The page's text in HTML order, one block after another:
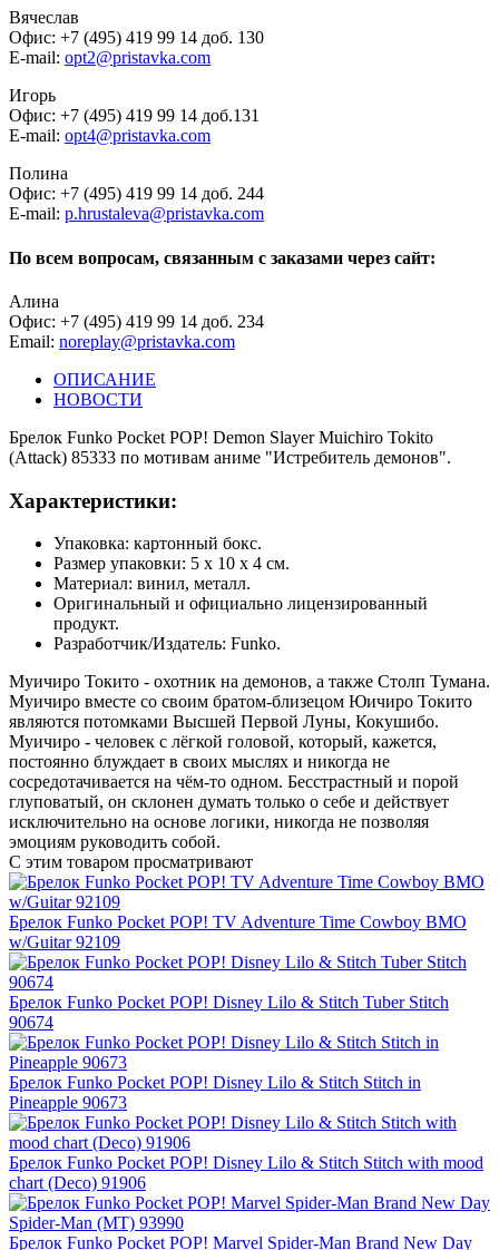
Вячеслав
Офис: +7 (495) 419 99 14 доб. 130
E-mail: opt2@pristavka.com
Игорь
Офис: +7 (495) 419 99 14 доб.131
E-mail: opt4@pristavka.com
Полина
Офис: +7 (495) 419 99 14 доб. 244
E-mail: p.hrustaleva@pristavka.com
По всем вопросам, связанным с заказами через сайт:
Алина
Офис: +7 (495) 419 99 14 доб. 234
Email: noreplay@pristavka.com
ОПИСАНИЕ
НОВОСТИ
Брелок Funko Pocket POP! Demon Slayer Muichiro Tokito
(Attack) 85333 по мотивам аниме "Истребитель демонов".
Характеристики:
Упаковка: картонный бокс.
Размер упаковки: 5 х 10 х 4 см.
Материал: винил, металл.
Оригинальный и официально лицензированный
продукт.
Разработчик/Издатель: Funko.
Муичиро Токито - охотник на демонов, а также Столп Тумана.
Муичиро вместе со своим братом-близецом Юичиро Токито
являются потомками Высшей Первой Луны, Кокушибо.
Муичиро - человек с лёгкой головой, который, кажется,
постоянно блуждает в своих мыслях и никогда не
сосредотачивается на чём-то одном. Бесстрастный и порой
глуповатый, он склонен думать только о себе и действует
исключительно на основе логики, никогда не позволяя
эмоциям руководить собой.
С этим товаром просматривают
Брелок Funko Pocket POP! TV Adventure Time Cowboy BMO
w/Guitar 92109
Брелок Funko Pocket POP! Disney Lilo & Stitch Tuber Stitch
90674
Брелок Funko Pocket POP! Disney Lilo & Stitch Stitch in
Pineapple​ 90673
Брелок Funko Pocket POP! Disney Lilo & Stitch Stitch with mood
chart (Deco) 91906
Брелок Funko Pocket POP! Marvel Spider-Man Brand New Day